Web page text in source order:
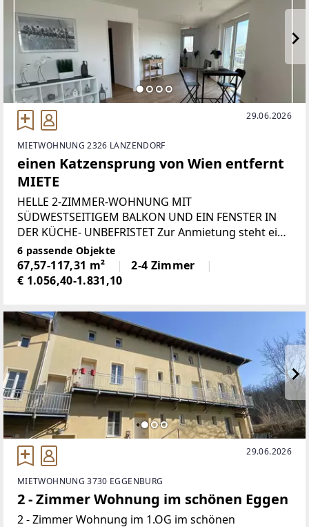
29.06.2026
MIETWOHNUNG 2326 LANZENDORF
einen Katzensprung von Wien entfernt
MIETE
HELLE 2-ZIMMER-WOHNUNG MIT
SÜDWESTSEITIGEM BALKON UND EIN FENSTER IN
DER KÜCHE- UNBEFRISTET Zur Anmietung steht eine
großzügige 2-Zimmer-Wohnung mit einer
Wohnnutzfläche von 68 m². Ein besonderes
Highlight ist
6 passende Objekte
67,57-117,31 m²
2-4 Zimmer
€ 1.056,40-1.831,10
29.06.2026
MIETWOHNUNG 3730 EGGENBURG
2 - Zimmer Wohnung im schönen Eggen
2 - Zimmer Wohnung im 1.OG im schönen